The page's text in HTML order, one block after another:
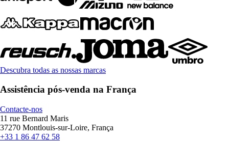
Descubra todas as nossas marcas
Assistência pós-venda na França
Contacte-nos
11 rue Bernard Maris
37270 Montlouis-sur-Loire, França
+33 1 86 47 62 58